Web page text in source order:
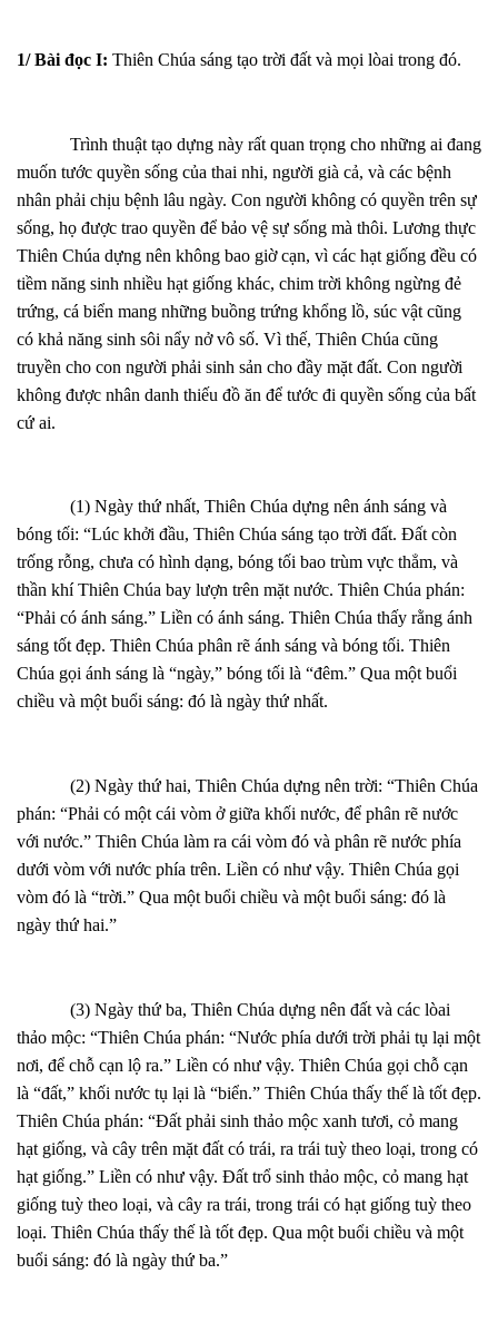
1/ Bài đọc I: Thiên Chúa sáng tạo trời đất và mọi lòai trong đó.
Trình thuật tạo dựng này rất quan trọng cho những ai đang
muốn tước quyền sống của thai nhi, người già cả, và các bệnh
nhân phải chịu bệnh lâu ngày. Con người không có quyền trên sự
sống, họ được trao quyền để bảo vệ sự sống mà thôi. Lương thực
Thiên Chúa dựng nên không bao giờ cạn, vì các hạt giống đều có
tiềm năng sinh nhiều hạt giống khác, chim trời không ngừng đẻ
trứng, cá biển mang những buồng trứng khổng lồ, súc vật cũng
có khả năng sinh sôi nẩy nở vô số. Vì thế, Thiên Chúa cũng
truyền cho con người phải sinh sản cho đầy mặt đất. Con người
không được nhân danh thiếu đồ ăn để tước đi quyền sống của bất
cứ ai.
(1) Ngày thứ nhất, Thiên Chúa dựng nên ánh sáng và
bóng tối: “Lúc khởi đầu, Thiên Chúa sáng tạo trời đất. Đất còn
trống rỗng, chưa có hình dạng, bóng tối bao trùm vực thẳm, và
thần khí Thiên Chúa bay lượn trên mặt nước. Thiên Chúa phán:
“Phải có ánh sáng.” Liền có ánh sáng. Thiên Chúa thấy rằng ánh
sáng tốt đẹp. Thiên Chúa phân rẽ ánh sáng và bóng tối. Thiên
Chúa gọi ánh sáng là “ngày,” bóng tối là “đêm.” Qua một buổi
chiều và một buổi sáng: đó là ngày thứ nhất.
(2) Ngày thứ hai, Thiên Chúa dựng nên trời: “Thiên Chúa
phán: “Phải có một cái vòm ở giữa khối nước, để phân rẽ nước
với nước.” Thiên Chúa làm ra cái vòm đó và phân rẽ nước phía
dưới vòm với nước phía trên. Liền có như vậy. Thiên Chúa gọi
vòm đó là “trời.” Qua một buổi chiều và một buổi sáng: đó là
ngày thứ hai.”
(3) Ngày thứ ba, Thiên Chúa dựng nên đất và các lòai
thảo mộc: “Thiên Chúa phán: “Nước phía dưới trời phải tụ lại một
nơi, để chỗ cạn lộ ra.” Liền có như vậy. Thiên Chúa gọi chỗ cạn
là “đất,” khối nước tụ lại là “biển.” Thiên Chúa thấy thế là tốt đẹp.
Thiên Chúa phán: “Đất phải sinh thảo mộc xanh tươi, cỏ mang
hạt giống, và cây trên mặt đất có trái, ra trái tuỳ theo loại, trong có
hạt giống.” Liền có như vậy. Đất trổ sinh thảo mộc, cỏ mang hạt
giống tuỳ theo loại, và cây ra trái, trong trái có hạt giống tuỳ theo
loại. Thiên Chúa thấy thế là tốt đẹp. Qua một buổi chiều và một
buổi sáng: đó là ngày thứ ba.”